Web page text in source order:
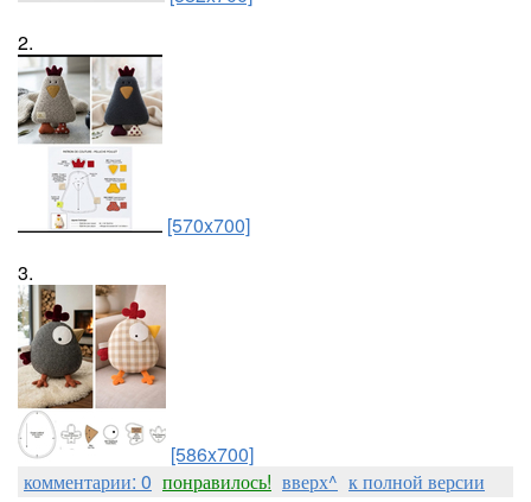
2.
[570x700]
3.
[586x700]
комментарии: 0 понравилось! вверх^ к полной версии